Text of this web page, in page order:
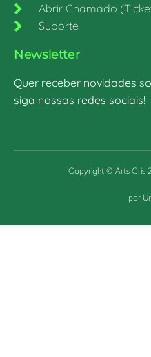
Abrir Chamado
Suporte
Newsletter
Quer receber novidades
siga nossas redes sociais!
Copyright © Arts Cris
por